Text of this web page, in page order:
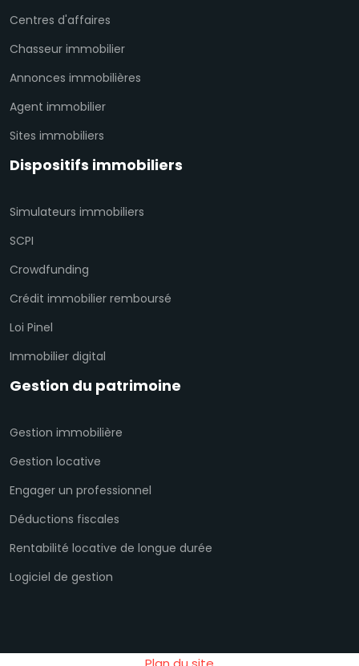
Centres d'affaires
Chasseur immobilier
Annonces immobilières
Agent immobilier
Sites immobiliers
Dispositifs immobiliers
Simulateurs immobiliers
SCPI
Crowdfunding
Crédit immobilier remboursé
Loi Pinel
Immobilier digital
Gestion du patrimoine
Gestion immobilière
Gestion locative
Engager un professionnel
Déductions fiscales
Rentabilité locative de longue durée
Logiciel de gestion